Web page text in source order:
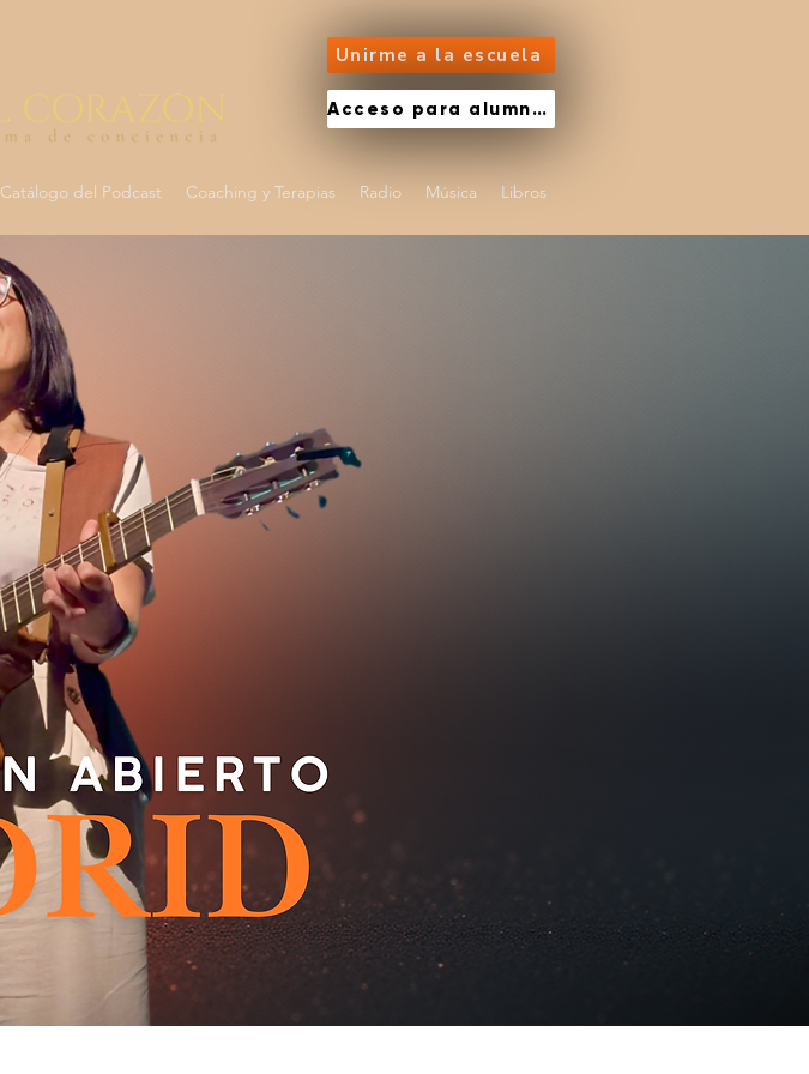
Unirme a la escuela
Acceso para alumnos
Catálogo del Podcast Coaching y Terapias Radio Música Libros